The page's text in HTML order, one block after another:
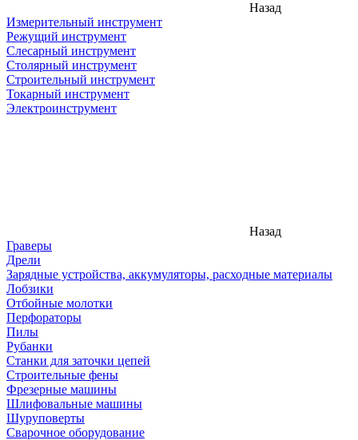
Назад
Измерительный инструмент
Режущий инструмент
Слесарный инструмент
Столярный инструмент
Строительный инструмент
Токарный инструмент
Электроинструмент
Назад
Граверы
Дрели
Зарядные устройства, аккумуляторы, расходные материалы
Лобзики
Отбойные молотки
Перфораторы
Пилы
Рубанки
Станки для заточки цепей
Строительные фены
Фрезерные машины
Шлифовальные машины
Шуруповерты
Сварочное оборудование